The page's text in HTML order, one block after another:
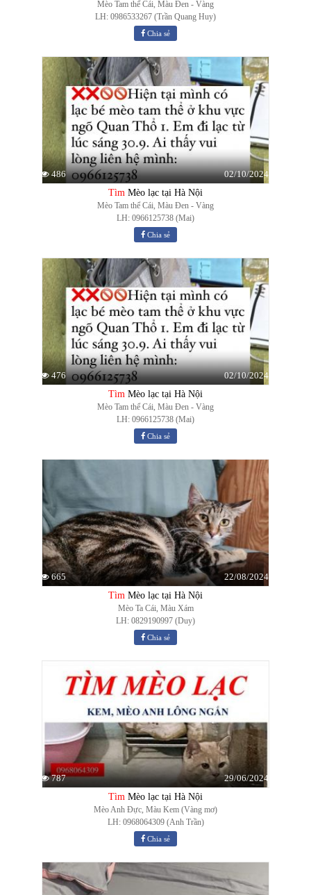
Mèo Tam thể Cái, Màu Đen - Vàng
LH: 0986533267 (Trần Quang Huy)
Chia sẻ
486
02/10/2024
Tìm Mèo lạc tại Hà Nội
Mèo Tam thể Cái, Màu Đen - Vàng
LH: 0966125738 (Mai)
Chia sẻ
476
02/10/2024
Tìm Mèo lạc tại Hà Nội
Mèo Tam thể Cái, Màu Đen - Vàng
LH: 0966125738 (Mai)
Chia sẻ
665
22/08/2024
Tìm Mèo lạc tại Hà Nội
Mèo Ta Cái, Màu Xám
LH: 0829190997 (Duy)
Chia sẻ
787
29/06/2024
Tìm Mèo lạc tại Hà Nội
Mèo Anh Đực, Màu Kem (Vàng mơ)
LH: 0968064309 (Anh Trần)
Chia sẻ